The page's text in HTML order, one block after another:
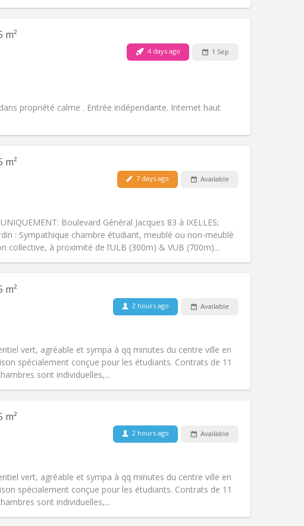
m²
4 days ago 1 Sep
propriété calme . Entrée indépendante. Internet haut
m²
7 days ago Available
Boulevard Général Jacques 83 à IXELLES;
: Sympathique chambre étudiant, meublé ou non-meublé
collective, à proximité de l’ULB (300m) & VUB (700m)...
Other
Atmosphere:Calm
m²
2 hours ago Available
vert, agréable et sympa à qq minutes du centre ville en
spécialement conçue pour les étudiants. Contrats de 11
sont individuelles,...
Other
Atmosphere:Studious, warm, calm,
Smoking ok
m²
2 hours ago Available
vert, agréable et sympa à qq minutes du centre ville en
spécialement conçue pour les étudiants. Contrats de 11
sont individuelles,...
Other
Atmosphere:Community, calm,
Smoking ok